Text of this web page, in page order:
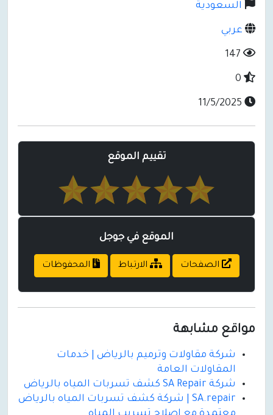
السعودية
عربي
تقييم الموقع
الموقع في جوجل
الصفحات الارتباط المحفوظات
مواقع مشابهة
شركة مقاولات وترميم بالرياض | خدمات
المقاولات العامة
شركة SA Repair كشف تسربات المياه بالرياض
SA.repair | شركة كشف تسربات المياه بالرياض